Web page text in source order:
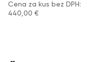
Cena za kus bez DPH:
440,00 €